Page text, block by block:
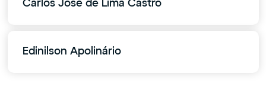
Carlos José de Lima Castro
Edinilson Apolinário